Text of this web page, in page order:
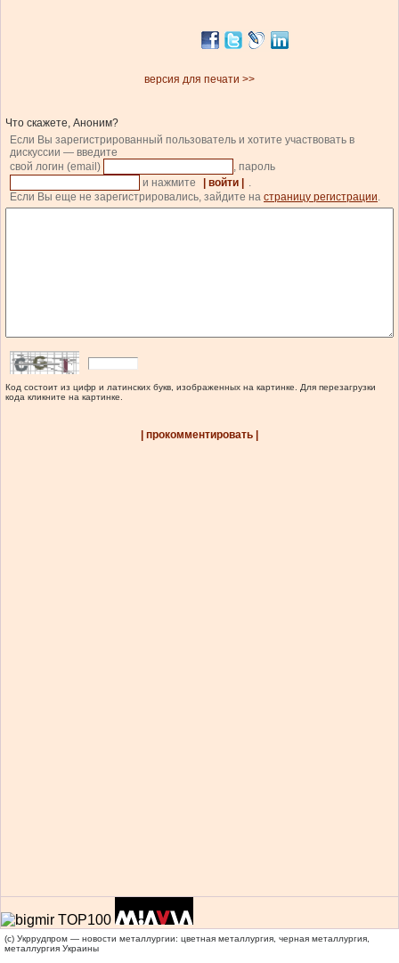
версия для печати >>
Что скажете, Аноним?
Если Вы зарегистрированный пользователь и хотите участвовать в
дискуссии — введите
свой логин (email)
, пароль
и нажмите
| войти |
.
Если Вы еще не зарегистрировались, зайдите на страницу регистрации.
Код состоит из цифр и латинских букв, изображенных на картинке. Для перезагрузки
кода кликните на картинке.
| прокомментировать |
(c) Укррудпром — новости металлургии: цветная металлургия, черная металлургия,
металлургия Украины